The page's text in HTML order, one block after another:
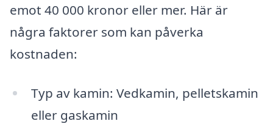
emot 40 000 kronor eller mer. Här är
några faktorer som kan påverka
kostnaden:
Typ av kamin: Vedkamin, pelletskamin
eller gaskamin